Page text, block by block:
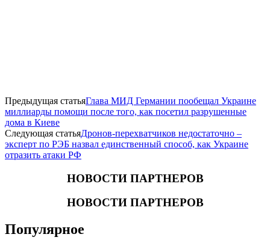
Предыдущая статьяГлава МИД Германии пообещал Украине
миллиарды помощи после того, как посетил разрушенные
дома в Киеве
Следующая статьяДронов-перехватчиков недостаточно –
эксперт по РЭБ назвал единственный способ, как Украине
отразить атаки РФ
НОВОСТИ ПАРТНЕРОВ
НОВОСТИ ПАРТНЕРОВ
Популярное